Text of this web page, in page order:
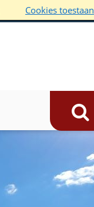
Cookies toestaan